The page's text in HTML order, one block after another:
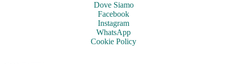
Dove Siamo
Facebook
Instagram
WhatsApp
Cookie Policy